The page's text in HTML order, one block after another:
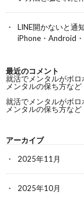
LINE開かないと通
iPhone・Android
最近のコメント
就活でメンタルがボ
メンタルの保ち方など
就活でメンタルがボ
メンタルの保ち方など
アーカイブ
2025年11月
2025年10月